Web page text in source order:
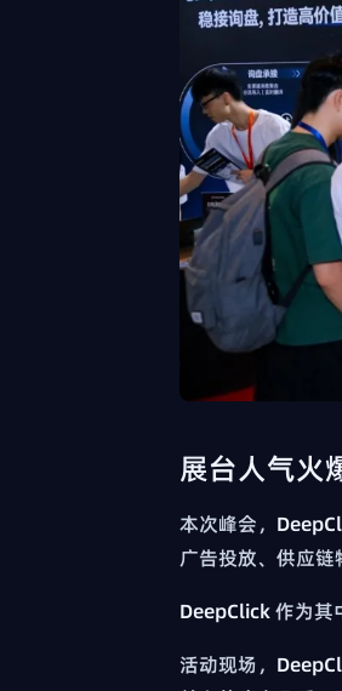
展台人气火
本次峰会，
广告投放、供应链
DeepClick作为其
活动现场，